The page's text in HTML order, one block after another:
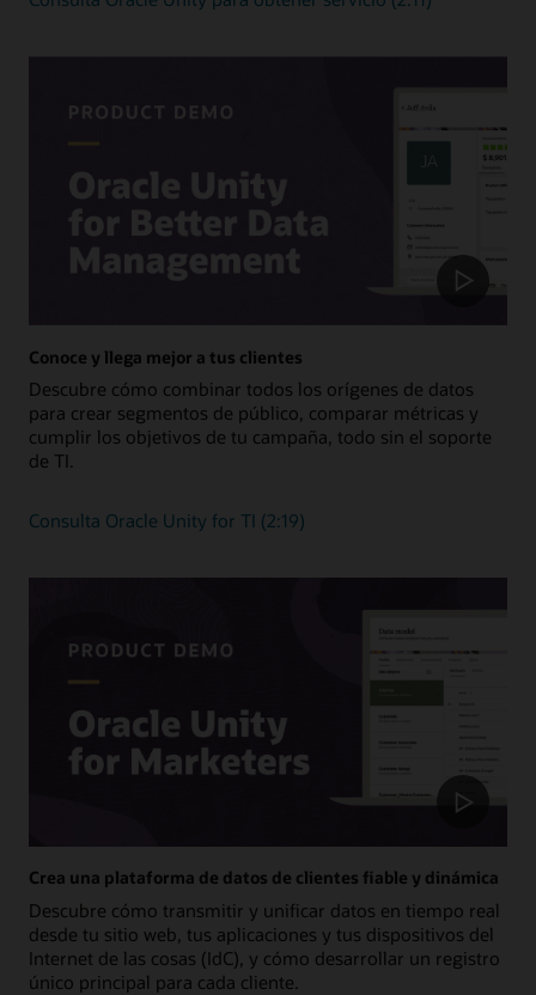
para usar en herramientas de análisis.
Gestión interna y TI
con tus aplicaciones de almacén de datos, lago de datos y
Consulta todas las integraciones
Conoce y llega mejor a tus clientes
Descubre cómo combinar todos los orígenes de datos
para crear segmentos de público, comparar métricas y
cumplir los objetivos de tu campaña, todo sin el soporte
de TI.
Consulta Oracle Unity for TI (2:19)
Crea una plataforma de datos de clientes fiable y dinámica
Descubre cómo transmitir y unificar datos en tiempo real
desde tu sitio web, tus aplicaciones y tus dispositivos del
Internet de las cosas (IdC), y cómo desarrollar un registro
único principal para cada cliente.